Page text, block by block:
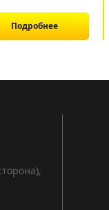
Подробнее